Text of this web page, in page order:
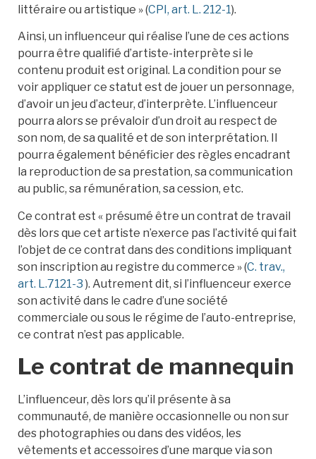
littéraire ou artistique » (CPI, art. L. 212-1).
Ainsi, un influenceur qui réalise l’une de ces actions
pourra être qualifié d’artiste-interprète si le
contenu produit est original. La condition pour se
voir appliquer ce statut est de jouer un personnage,
d’avoir un jeu d’acteur, d’interprète. L’influenceur
pourra alors se prévaloir d’un droit au respect de
son nom, de sa qualité et de son interprétation. Il
pourra également bénéficier des règles encadrant
la reproduction de sa prestation, sa communication
au public, sa rémunération, sa cession, etc.
Ce contrat est « présumé être un contrat de travail
dès lors que cet artiste n’exerce pas l’activité qui fait
l’objet de ce contrat dans des conditions impliquant
son inscription au registre du commerce » (C. trav.,
art. L.7121-3 ). Autrement dit, si l’influenceur exerce
son activité dans le cadre d’une société
commerciale ou sous le régime de l’auto-entreprise,
ce contrat n’est pas applicable.
Le contrat de mannequin
L’influenceur, dès lors qu’il présente à sa
communauté, de manière occasionnelle ou non sur
des photographies ou dans des vidéos, les
vêtements et accessoires d’une marque via son